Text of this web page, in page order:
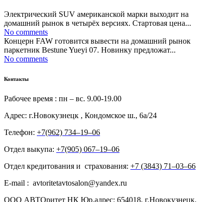
Электрический SUV американской марки выходит на
домашний рынок в четырёх версиях. Стартовая цена...
No comments
Концерн FAW готовится вывести на домашний рынок
паркетник Bestune Yueyi 07. Новинку предложат...
No comments
Контакты
Рабочее время : пн – вс. 9.00-19.00
Адрес: г.Новокузнецк , Кондомское ш., 6а/24
Телефон: +7(962) 734‒19‒06
Отдел выкупа: +7(905) 067‒19‒06
Отдел кредитования и страхования: +7 (3843) 71‒03‒66
E-mail : avtoritetavtosalon@yandex.ru
ООО АВТОритет НК Юр.адрес: 654018, г.Новокузнецк,